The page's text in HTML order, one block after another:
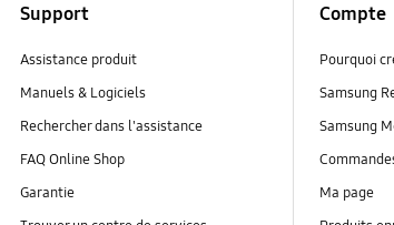
Support
Assistance produit
Manuels & Logiciels
Rechercher dans l'assistance
FAQ Online Shop
Garantie
Compte
Pourquoi
Samsung
Samsung
Ma page